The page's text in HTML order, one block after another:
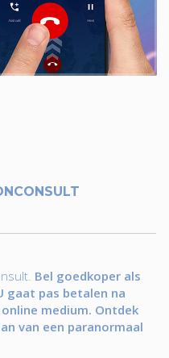
Bel goedkoper als
gaat pas betalen na
medium. Ontdek
van een paranormaal